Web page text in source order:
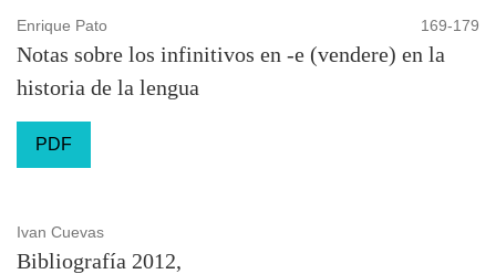
Enrique Pato 169-179
Notas sobre los infinitivos en -e (vendere) en la
historia de la lengua
PDF
Ivan Cuevas
Bibliografía 2012,